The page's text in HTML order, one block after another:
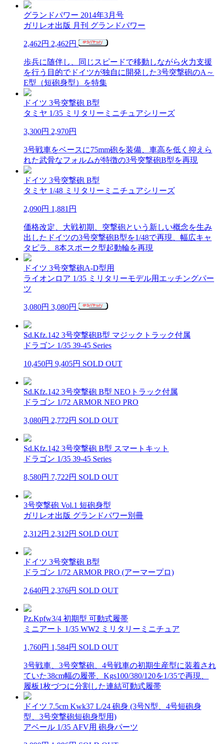
グランドパワー 2014年3月号
ガリレオ出版 月刊 グランドパワー
2,462円 2,462円
歩兵に随伴し、同じスピードで移動しながら火力支援
を行う目的でドイツが独自に開発した3号突撃砲のA～
E型（短砲身型）を特集
ドイツ 3号突撃砲 B型
タミヤ 1/35 ミリタリーミニチュアシリーズ
3,300円 2,970円
3号戦車をベースに75mm砲を装備、車高を低く抑えら
れた武骨なフォルムが特徴の3号突撃砲B型を再現
ドイツ 3号突撃砲 B型
タミヤ 1/48 ミリタリーミニチュアシリーズ
2,090円 1,881円
価格改定、大戦初期、突撃砲という新しい概念を生み
出したドイツの3号突撃砲B型を1/48で再現、幅広キャ
タピラ、8本スポーク型起動輪を再現
ドイツ 3号突撃砲A-D型用
ライオンロア 1/35 ミリタリーモデル用エッチングパー
ツ
3,080円 3,080円
Sd.Kfz.142 3号突撃砲B型 マジックトラック付属
ドラゴン 1/35 39-45 Series
10,450円 9,405円 SOLD OUT
Sd.Kfz.142 3号突撃砲 B型 NEOトラック付属
ドラゴン 1/72 ARMOR NEO PRO
3,080円 2,772円 SOLD OUT
Sd.Kfz.142 3号突撃砲 B型 スマートキット
ドラゴン 1/35 39-45 Series
8,580円 7,722円 SOLD OUT
3号突撃砲 Vol.1 短砲身型
ガリレオ出版 グランドパワー別冊
2,312円 2,312円 SOLD OUT
ドイツ 3号突撃砲 B型
ドラゴン 1/72 ARMOR PRO (アーマープロ)
2,640円 2,376円 SOLD OUT
Pz.Kpfw3/4 初期型 可動式履帯
ミニアート 1/35 WW2 ミリタリーミニチュア
1,760円 1,584円 SOLD OUT
3号戦車、3号突撃砲、4号戦車の初期生産型に装着され
ていた38cm幅の履帯、Kgs100/380/120を1/35で再現、
履板1枚づつに分割した連結可動式履帯
ドイツ 7.5cm Kwk37 L/24 砲身 (3号N型、4号短砲身
型、3号突撃砲短砲身型用)
アベール 1/35 AFV用 砲身パーツ